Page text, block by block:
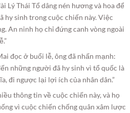
Lý Thái Tổ dâng nén hương và hoa để
hy sinh trong cuộc chiến này. Việc
An ninh họ chỉ đứng canh vòng ngoài
đọc ở buổi lễ, ông đã nhấn mạnh:
những người đã hy sinh vì tổ quốc là
đi ngược lại lợi ích của nhân dân.”
thông tin về cuộc chiến này, và họ
vì cuộc chiến chống quân xâm lược